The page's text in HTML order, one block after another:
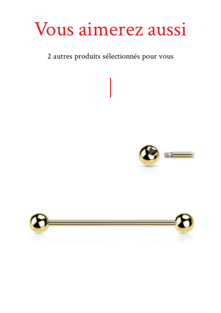
Vous aimerez aussi
2 autres produits sélectionnés pour vous